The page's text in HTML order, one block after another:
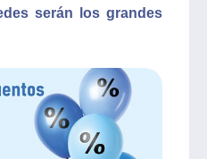
serán los grandes